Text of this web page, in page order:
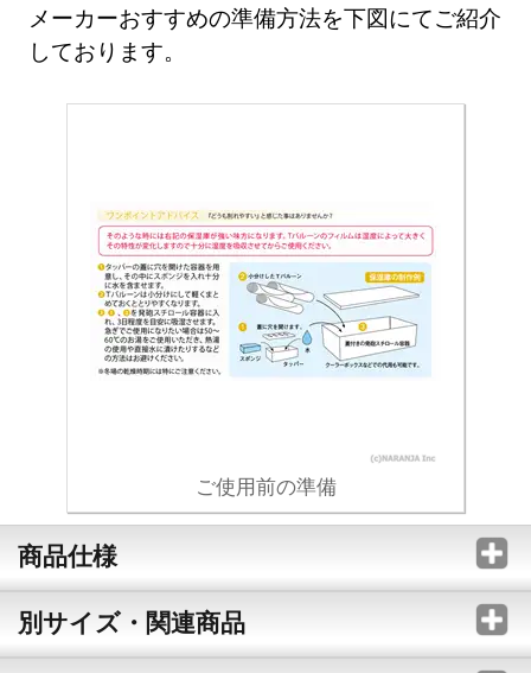
メーカーおすすめの準備方法を下図にてご紹介
しております。
ご使用前の準備
商品仕様
別サイズ・関連商品